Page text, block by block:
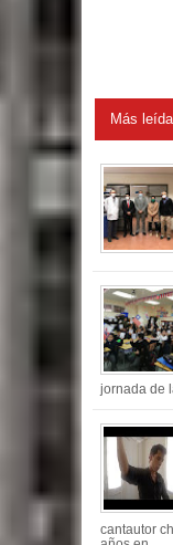
Más
jornada de
cantautor